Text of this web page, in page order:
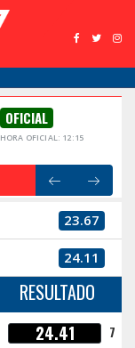
OFICIAL
HORA OFICIAL: 12:15
23.67
24.11
RESULTADO
24.41 7